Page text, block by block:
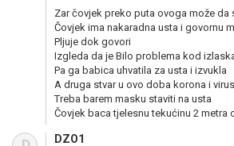
Zar čovjek preko puta ovoga može da
Čovjek ima nakaradna usta i govornu
Pljuje dok govori
Izgleda da je Bilo problema kod
Pa ga babica uhvatila za usta i izvukla
A druga stvar u ovo doba korona i
Treba barem masku staviti na usta
Čovjek baca tjelesnu tekućinu 2 metra
DZO1